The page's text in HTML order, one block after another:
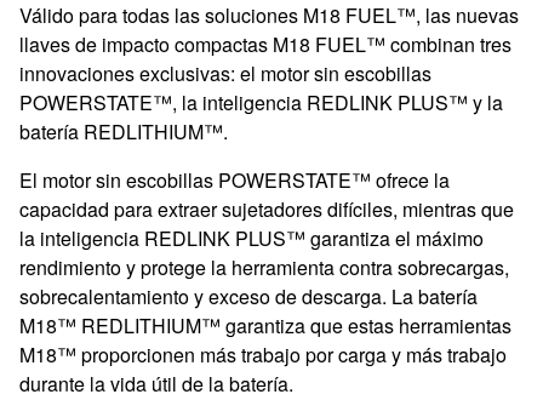
Válido para todas las soluciones M18 FUEL™, las nuevas
llaves de impacto compactas M18 FUEL™ combinan tres
innovaciones exclusivas: el motor sin escobillas
POWERSTATE™, la inteligencia REDLINK PLUS™ y la
batería REDLITHIUM™.
El motor sin escobillas POWERSTATE™ ofrece la
capacidad para extraer sujetadores difíciles, mientras que
la inteligencia REDLINK PLUS™ garantiza el máximo
rendimiento y protege la herramienta contra sobrecargas,
sobrecalentamiento y exceso de descarga. La batería
M18™ REDLITHIUM™ garantiza que estas herramientas
M18™ proporcionen más trabajo por carga y más trabajo
durante la vida útil de la batería.